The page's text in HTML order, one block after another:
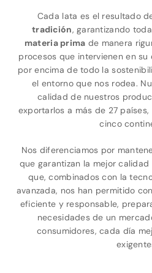
Cada lata es el resultado
tradición, garantizando
materia prima de manera
procesos que intervienen en
por encima de todo la
el entorno que nos rodea.
calidad de nuestros
exportarlos a más de 27
cinco
Nos diferenciamos por
que garantizan la mejor
que, combinados con la
avanzada, nos han permitido
eficiente y responsable,
necesidades de un
consumidores, cada día